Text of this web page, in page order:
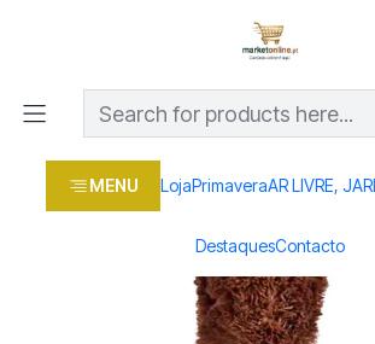
MENU LojaPrimaveraAR LIVRE,
DestaquesContacto
Os melhores preços em produtos para casa,
Loja Casa e conforto ARRUMAÇÃO E
TAPETE 60X90CM